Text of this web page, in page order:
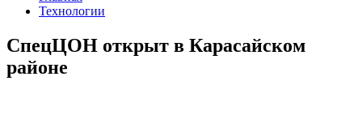
Технологии
СпецЦОН открыт в Карасайском
районе